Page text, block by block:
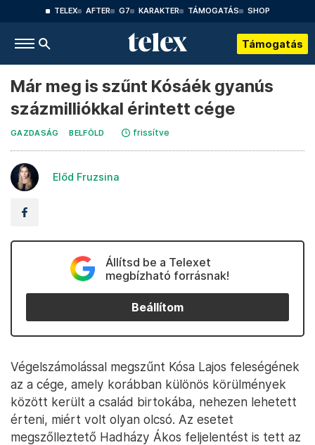
TELEX AFTER G7 KARAKTER TÁMOGATÁS SHOP
Támogatás
Már meg is szűnt Kósáék gyanús
százmilliókkal érintett cége
GAZDASÁG BELFÖLD frissítve
Előd Fruzsina
Állítsd be a Telexet
megbízható forrásnak!
Beállítom
Végelszámolással megszűnt Kósa Lajos feleségének
az a cége, amely korábban különös körülmények
között került a család birtokába, nehezen lehetett
érteni, miért volt olyan olcsó. Az esetet
megszőlleztető Hadházy Ákos feljelentést is tett az